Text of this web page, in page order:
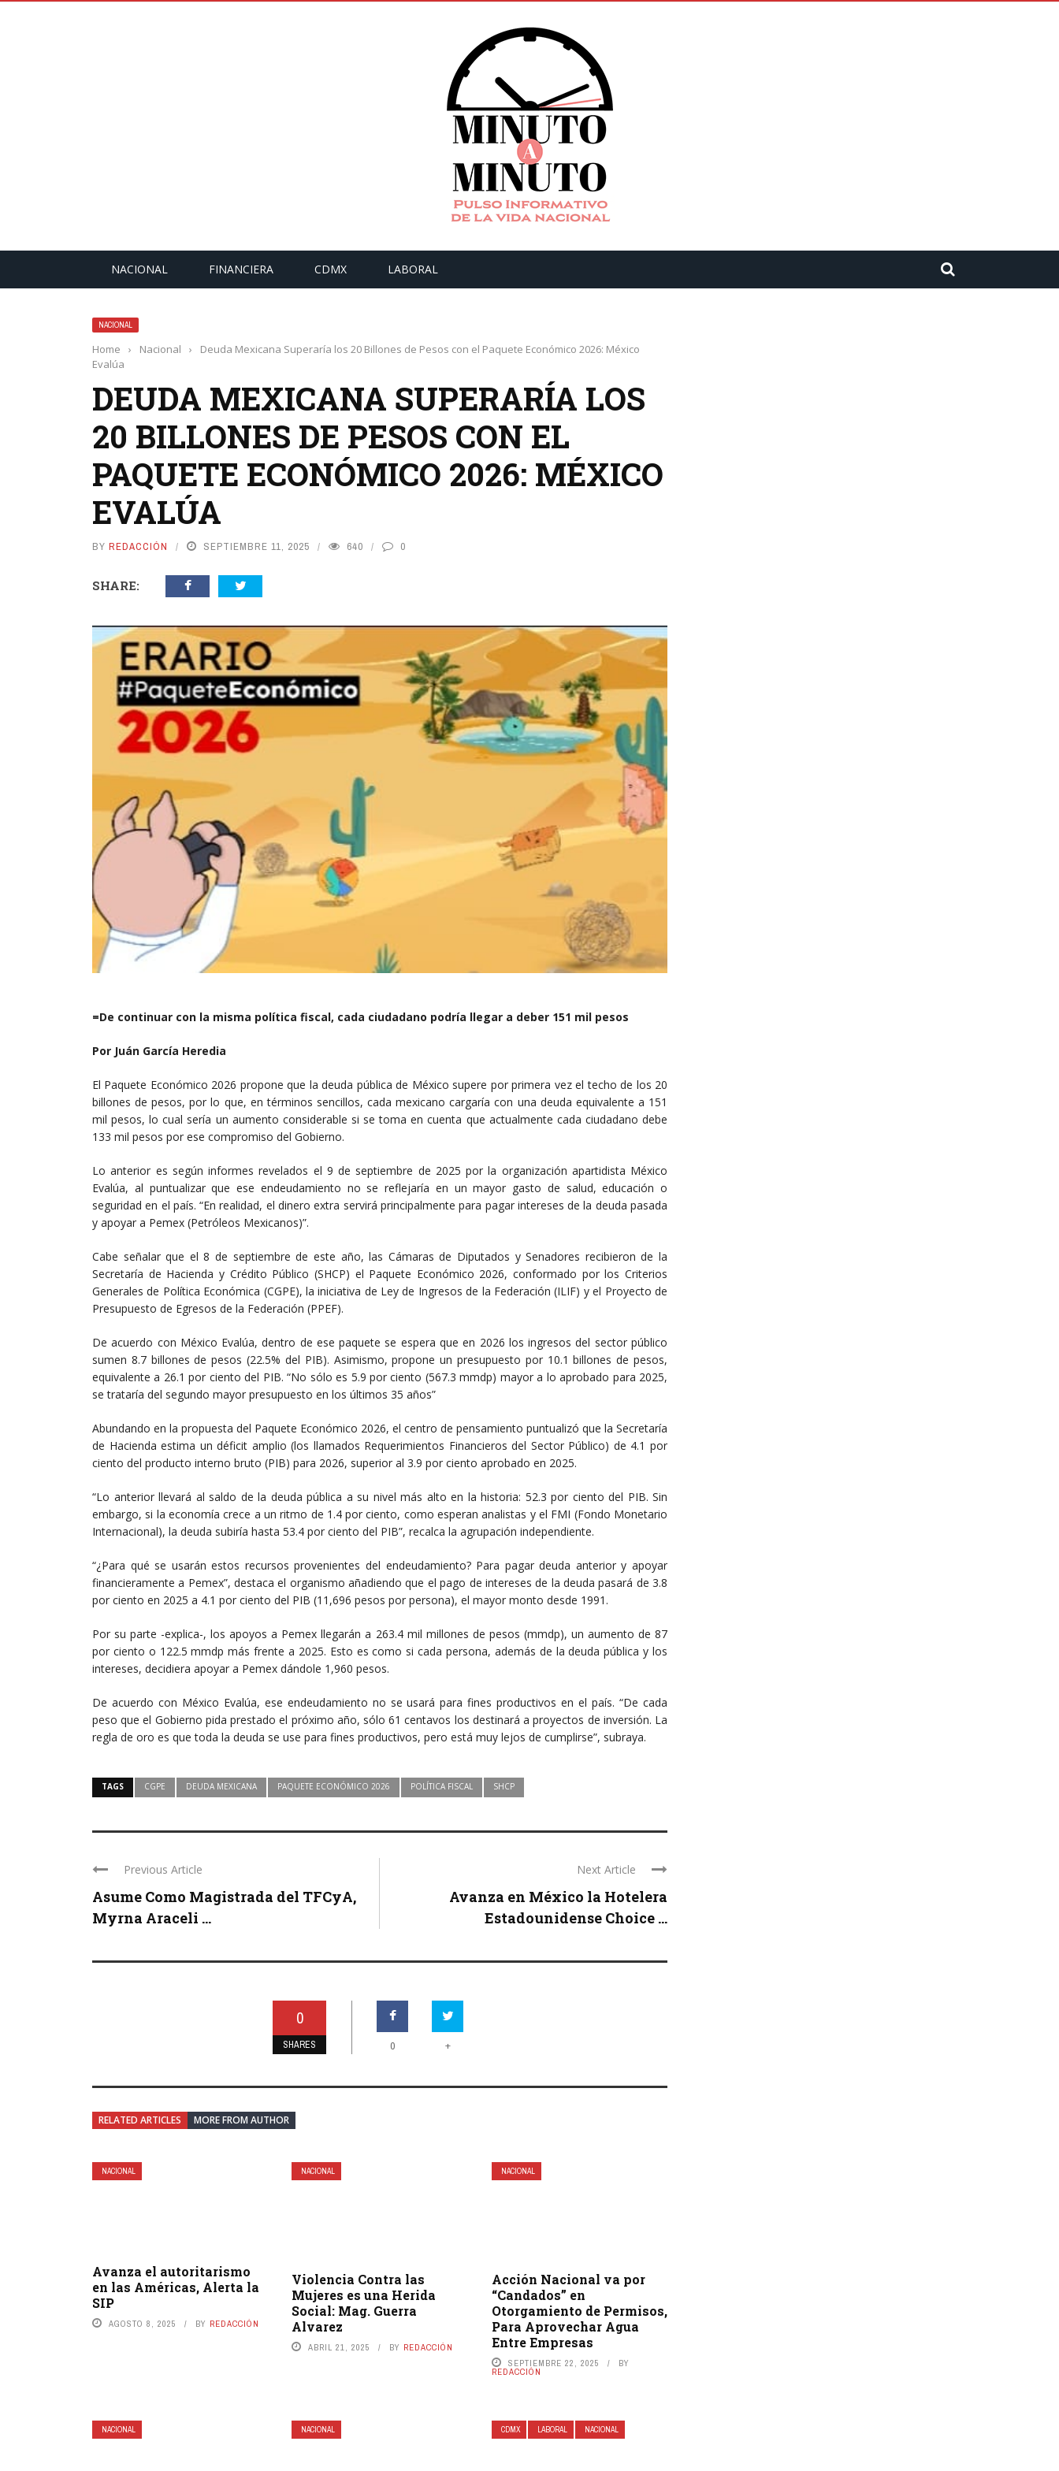
NACIONAL FINANCIERA CDMX LABORAL
NACIONAL
Home › Nacional ›
Deuda Mexicana Superaría los 20 Billones de Pesos con el Paquete Económico 2026: México
Evalúa
DEUDA MEXICANA SUPERARÍA LOS
20 BILLONES DE PESOS CON EL
PAQUETE ECONÓMICO 2026: MÉXICO
EVALÚA
BY REDACCIÓN SEPTIEMBRE 11, 2025 640 0
SHARE:
=De continuar con la misma política fiscal, cada ciudadano podría llegar a deber 151 mil pesos
Por Juán García Heredia
El Paquete Económico 2026 propone que la deuda pública de México supere por primera vez el techo de los 20
billones de pesos, por lo que, en términos sencillos, cada mexicano cargaría con una deuda equivalente a 151
mil pesos, lo cual sería un aumento considerable si se toma en cuenta que actualmente cada ciudadano debe
133 mil pesos por ese compromiso del Gobierno.
Lo anterior es según informes revelados el 9 de septiembre de 2025 por la organización apartidista México
Evalúa, al puntualizar que ese endeudamiento no se reflejaría en un mayor gasto de salud, educación o
seguridad en el país. “En realidad, el dinero extra servirá principalmente para pagar intereses de la deuda pasada
y apoyar a Pemex (Petróleos Mexicanos)”.
Cabe señalar que el 8 de septiembre de este año, las Cámaras de Diputados y Senadores recibieron de la
Secretaría de Hacienda y Crédito Público (SHCP) el Paquete Económico 2026, conformado por los Criterios
Generales de Política Económica (CGPE), la iniciativa de Ley de Ingresos de la Federación (ILIF) y el Proyecto de
Presupuesto de Egresos de la Federación (PPEF).
De acuerdo con México Evalúa, dentro de ese paquete se espera que en 2026 los ingresos del sector público
sumen 8.7 billones de pesos (22.5% del PIB). Asimismo, propone un presupuesto por 10.1 billones de pesos,
equivalente a 26.1 por ciento del PIB. “No sólo es 5.9 por ciento (567.3 mmdp) mayor a lo aprobado para 2025,
se trataría del segundo mayor presupuesto en los últimos 35 años”
Abundando en la propuesta del Paquete Económico 2026, el centro de pensamiento puntualizó que la Secretaría
de Hacienda estima un déficit amplio (los llamados Requerimientos Financieros del Sector Público) de 4.1 por
ciento del producto interno bruto (PIB) para 2026, superior al 3.9 por ciento aprobado en 2025.
“Lo anterior llevará al saldo de la deuda pública a su nivel más alto en la historia: 52.3 por ciento del PIB. Sin
embargo, si la economía crece a un ritmo de 1.4 por ciento, como esperan analistas y el FMI (Fondo Monetario
Internacional), la deuda subiría hasta 53.4 por ciento del PIB”, recalca la agrupación independiente.
“¿Para qué se usarán estos recursos provenientes del endeudamiento? Para pagar deuda anterior y apoyar
financieramente a Pemex”, destaca el organismo añadiendo que el pago de intereses de la deuda pasará de 3.8
por ciento en 2025 a 4.1 por ciento del PIB (11,696 pesos por persona), el mayor monto desde 1991.
Por su parte -explica-, los apoyos a Pemex llegarán a 263.4 mil millones de pesos (mmdp), un aumento de 87
por ciento o 122.5 mmdp más frente a 2025. Esto es como si cada persona, además de la deuda pública y los
intereses, decidiera apoyar a Pemex dándole 1,960 pesos.
De acuerdo con México Evalúa, ese endeudamiento no se usará para fines productivos en el país. “De cada
peso que el Gobierno pida prestado el próximo año, sólo 61 centavos los destinará a proyectos de inversión. La
regla de oro es que toda la deuda se use para fines productivos, pero está muy lejos de cumplirse”, subraya.
TAGS CGPE DEUDA MEXICANA PAQUETE ECONÓMICO 2026 POLÍTICA FISCAL SHCP
Previous Article
Asume Como Magistrada del TFCyA,
Myrna Araceli ...
Next Article
Avanza en México la Hotelera
Estadounidense Choice ...
0
SHARES 0 +
RELATED ARTICLES MORE FROM AUTHOR
NACIONAL
Avanza el autoritarismo
en las Américas, Alerta la
SIP
AGOSTO 8, 2025 BY REDACCIÓN
NACIONAL
Violencia Contra las
Mujeres es una Herida
Social: Mag. Guerra
Alvarez
ABRIL 21, 2025 BY REDACCIÓN
NACIONAL
Acción Nacional va por
“Candados” en
Otorgamiento de Permisos,
Para Aprovechar Agua
Entre Empresas
SEPTIEMBRE 22, 2025 BY
REDACCIÓN
NACIONAL NACIONAL CDMX LABORAL NACIONAL